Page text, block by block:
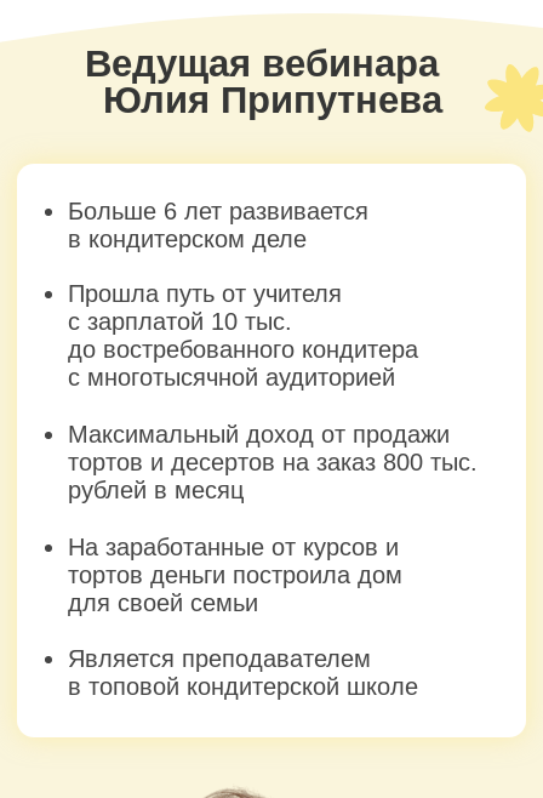
И получите подарки
за регистрацию и за участие
Четверг, 6 августа
Принять участие в 19:00 МСК
АНО ДПО “Академия кондитерского искусства”
ОГРН 1215400030010
help@keyco.ru
Политика конфиденциальности